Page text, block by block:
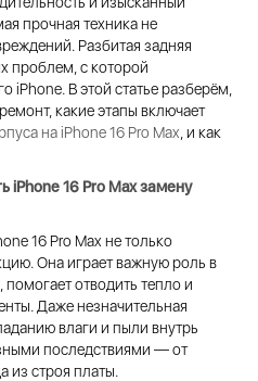
прочная техника не
Разбитая задняя
проблем, с которой
iPhone. В этой статье разберём,
какие этапы включает
на iPhone 16 Pro Max , и как
iPhone 16 Pro Max замену
16 Pro Max не только
Она играет важную роль в
отводить тепло и
Даже незначительная
влаги и пыли внутрь
последствиями — от
из строя платы.